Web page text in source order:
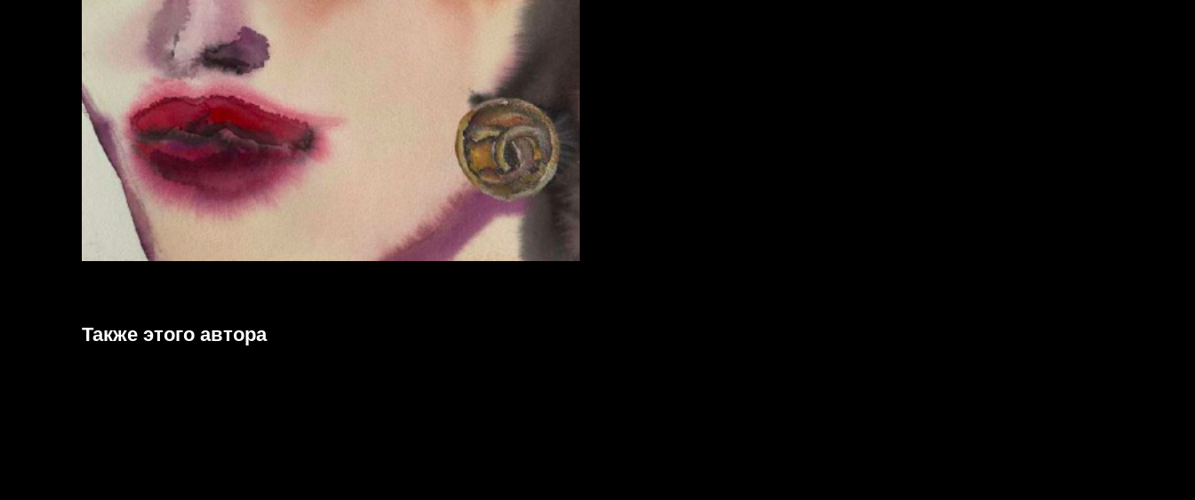
Также этого автора